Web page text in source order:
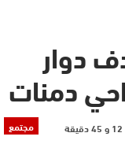
دوار
دمنات
مجتمع